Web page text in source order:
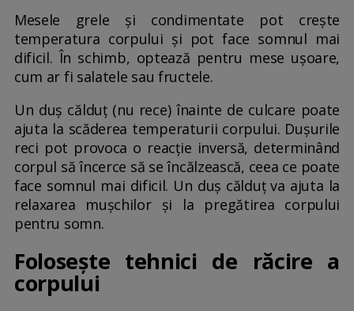
Mesele grele și condimentate pot crește
temperatura corpului și pot face somnul mai
dificil. În schimb, optează pentru mese ușoare,
cum ar fi salatele sau fructele.
Un duș călduț (nu rece) înainte de culcare poate
ajuta la scăderea temperaturii corpului. Dușurile
reci pot provoca o reacție inversă, determinând
corpul să încerce să se încălzească, ceea ce poate
face somnul mai dificil. Un duș călduț va ajuta la
relaxarea mușchilor și la pregătirea corpului
pentru somn.
Folosește tehnici de răcire a
corpului